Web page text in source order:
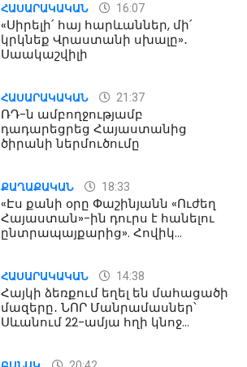
ՀԱՍԱՐԱԿԱԿԱՆ 16:07
«Սիրելի՛ հայ հարևաններ, մի՛
կրկնեք Վրաստանի սխալը»․
Սաակաշվիլի
ՀԱՍԱՐԱԿԱԿԱՆ 21:37
ՌԴ-ն ամբողջությամբ
դադարեցրեց Հայաստանից
ծիրանի ներմուծումը
ՔԱՂԱՔԱԿԱՆ 18:33
«Էս քանի օրը Փաշինյանն «Ուժեղ
Հայաստան»-ին դուրս է հանելու
ընտրապայքարից». Հովիկ
ՀԱՍԱՐԱԿԱԿԱՆ 14:38
Հայկի ձեռքում եղել են մահացածի
մազերը․ ՆՈՐ Մանրամասներ՝
Սևանում 22-ամյա հղի կնոջ